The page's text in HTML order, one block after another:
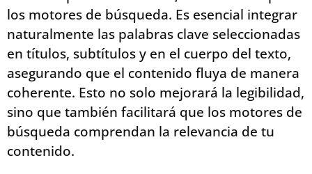
los motores de búsqueda. Es esencial integrar
naturalmente las palabras clave seleccionadas
en títulos, subtítulos y en el cuerpo del texto,
asegurando que el contenido fluya de manera
coherente. Esto no solo mejorará la legibilidad,
sino que también facilitará que los motores de
búsqueda comprendan la relevancia de tu
contenido.